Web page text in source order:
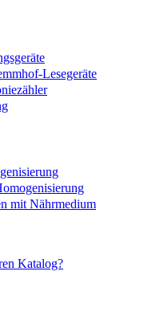
Lesegeräte
mit Nährmedium
Katalog?